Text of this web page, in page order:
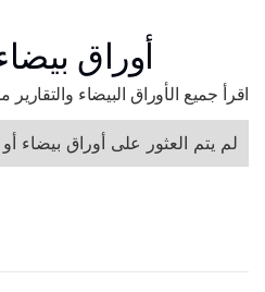
أوراق
اقرأ جميع الأوراق البيضاء
لم يتم العثور على أوراق بيضاء أو